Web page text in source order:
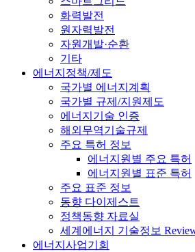
화력발전
원자력발전
자원개발·순환
기타
에너지정책/제도
국가별 에너지계획
국가별 규제/지원제도
에너지기술 인증
해외무역기술규제
주요 특허 정보
에너지원별 주요 특허
에너지원별 표준 특허
주요 표준 정보
동향 다이제스트
정책동향 자료실
세계에너지 기술정보
에너지사업기회